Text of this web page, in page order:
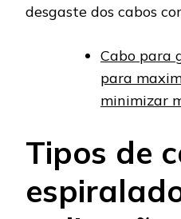
desgaste dos cabos
Cabo para
para
minimizar
Tipos de